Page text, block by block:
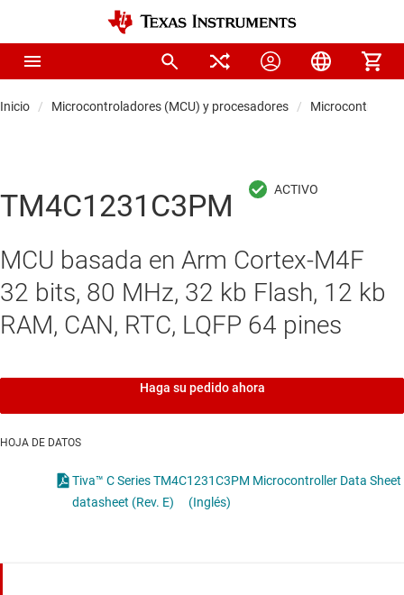
Inicio Microcontroladores (MCU) y procesadores
TM4C1231C3PM
MCU basada en Arm Cortex-M4F
32 bits, 80 MHz, 32 kb Flash, 12 kb
RAM, CAN, RTC, LQFP 64 pines
Haga su pedido ahora
HOJA DE DATOS
Tiva™ C Series TM4C1231C3PM Microcontroller Data Sheet
datasheet (Rev. E)
(Inglés)